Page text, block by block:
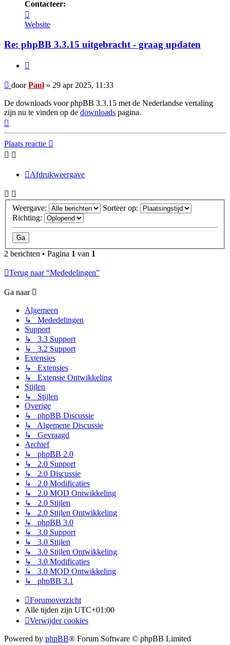
Contacteer:
Paul
Website
Re: phpBB 3.3.15 uitgebracht - graag updaten
Bericht
doorPaul » 29 apr 2025, 11:33
De downloads voor phpBB 3.3.15 met de Nederlandse vertaling
zijn nu te vinden op de downloads pagina.
Plaats reactie
Afdrukweergave
Weergave:
Sorteer op:
Richting:
2 berichten • Pagina 1 van 1
Terug naar “Mededelingen”
Ga naar
Algemeen
↳ Mededelingen
Support
↳ 3.3 Support
↳ 3.2 Support
Extensies
↳ Extensies
↳ Extensie Ontwikkeling
Stijlen
↳ Stijlen
Overige
↳ phpBB Discussie
↳ Algemene Discussie
↳ Gevraagd
Archief
↳ phpBB 2.0
↳ 2.0 Support
↳ 2.0 Discussie
↳ 2.0 Modificaties
↳ 2.0 MOD Ontwikkeling
↳ 2.0 Stijlen
↳ 2.0 Stijlen Ontwikkeling
↳ phpBB 3.0
↳ 3.0 Support
↳ 3.0 Stijlen
↳ 3.0 Stijlen Ontwikkeling
↳ 3.0 Modificaties
↳ 3.0 MOD Ontwikkeling
↳ phpBB 3.1
Forumoverzicht
Alle tijden zijn UTC+01:00
Verwijder cookies
Powered by phpBB® Forum Software © phpBB Limited